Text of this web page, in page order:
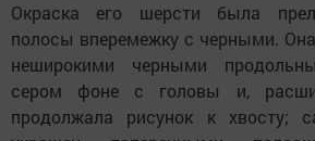
Окраска его шерсти была
полосы вперемежку с черными.
неширокими черными
сером фоне с головы и,
продолжала рисунок к хвосту;